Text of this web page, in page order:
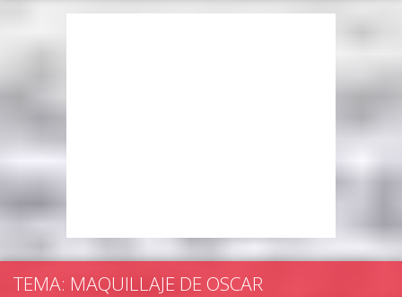
TEMA: MAQUILLAJE DE OSCAR